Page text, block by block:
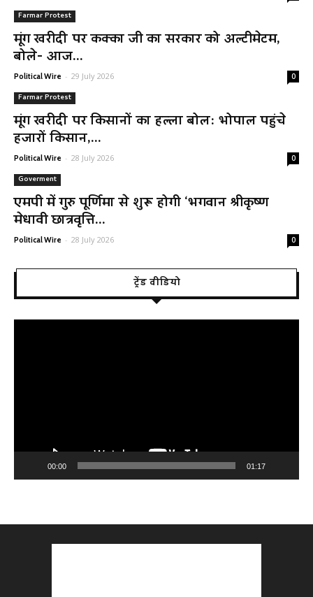
Farmar Protest
मूंग खरीदी पर कक्का जी का सरकार को अल्टीमेटम,
बोले- आज...
Political Wire - 29 July 2026 0
Farmar Protest
मूंग खरीदी पर किसानों का हल्ला बोल: भोपाल पहुंचे
हजारों किसान,...
Political Wire - 28 July 2026 0
Goverment
एमपी में गुरु पूर्णिमा से शुरू होगी ‘भगवान श्रीकृष्ण
मेधावी छात्रवृत्ति...
Political Wire - 28 July 2026 0
ट्रेंड वीडियो
00:00 01:17